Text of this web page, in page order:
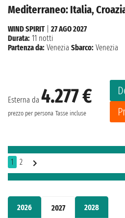
2026 2027 2028
Mediterraneo: Italia,
Esterna da 4.277 €
prezzo per persona Tasse incluse
WIND SPIRIT| 27 AGO 2027
Durata: 11 notti
Partenza da: Venezia Sbarco: Venezia
1 2